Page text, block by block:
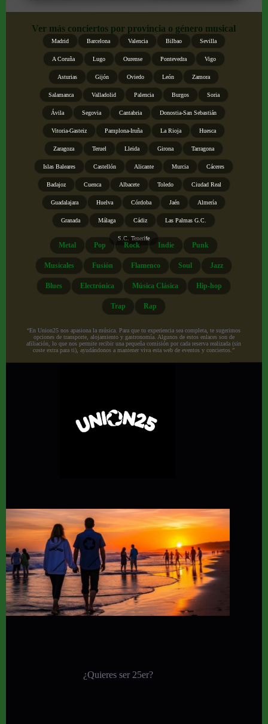
Ver más conciertos por provincia o género musical
Madrid Barcelona Valencia Bilbao Sevilla
A Coruña Lugo Ourense Pontevedra Vigo
Asturias Gijón Oviedo León Zamora
Salamanca Valladolid Palencia Burgos Soria
Ávila Segovia Cantabria Donostia-San Sebastián
Vitoria-Gasteiz Pamplona-Iruña La Rioja Huesca
Zaragoza Teruel Lleida Girona Tarragona
Islas Baleares Castellón Alicante Murcia Cáceres
Badajoz Cuenca Albacete Toledo Ciudad Real
Guadalajara Huelva Córdoba Jaén Almería
Granada Málaga Cádiz Las Palmas G.C.
S.C. Tenerife
Metal Pop Rock Indie Punk
Musicales Fusión Flamenco Soul Jazz
Blues Electrónica Música Clásica Hip-hop
Trap Rap
“En Union25 nos apasiona la música. Para que tu experiencia sea completa, te sugerimos
opciones de transporte, alojamiento y gastronomía. Algunos de estos enlaces son de
afiliación, lo que nos permite recibir una pequeña comisión por cada reserva realizada (sin
coste extra para ti), ayudándonos a mantener viva esta web de eventos y conciertos.”
¿Quieres ser 25er?